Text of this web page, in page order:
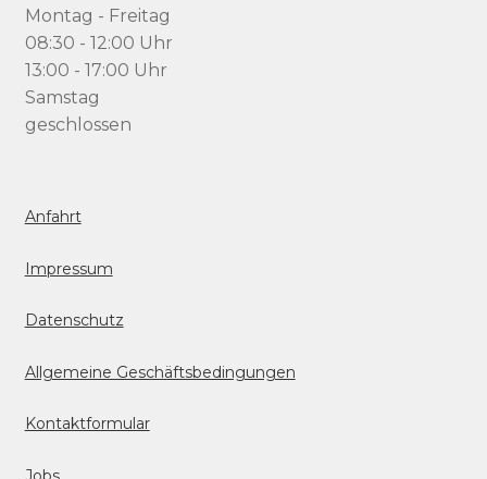
Montag - Freitag
08:30 - 12:00 Uhr
13:00 - 17:00 Uhr
Samstag
geschlossen
Anfahrt
Impressum
Datenschutz
Allgemeine Geschäftsbedingungen
Kontaktformular